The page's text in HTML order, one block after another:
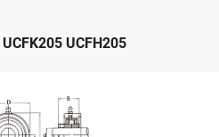
UCFH205